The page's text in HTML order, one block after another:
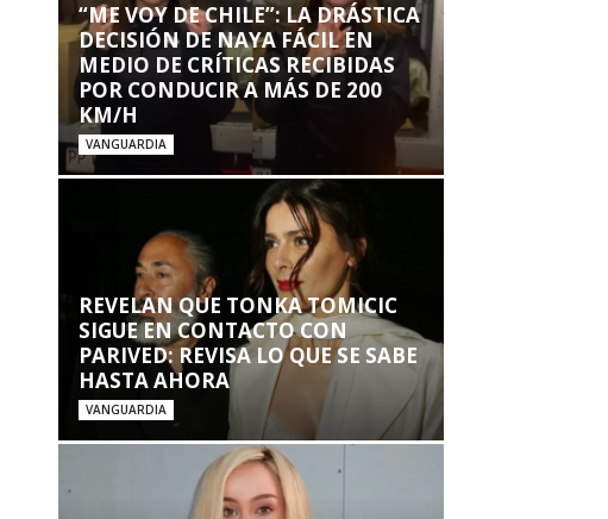
“ME VOY DE CHILE”: LA DRÁSTICA
DECISIÓN DE NAYA FÁCIL EN
MEDIO DE CRÍTICAS RECIBIDAS
POR CONDUCIR A MÁS DE 200
KM/H
VANGUARDIA
REVELAN QUE TONKA TOMICIC
SIGUE EN CONTACTO CON
PARIVED: REVISA LO QUE SE SABE
HASTA AHORA
VANGUARDIA